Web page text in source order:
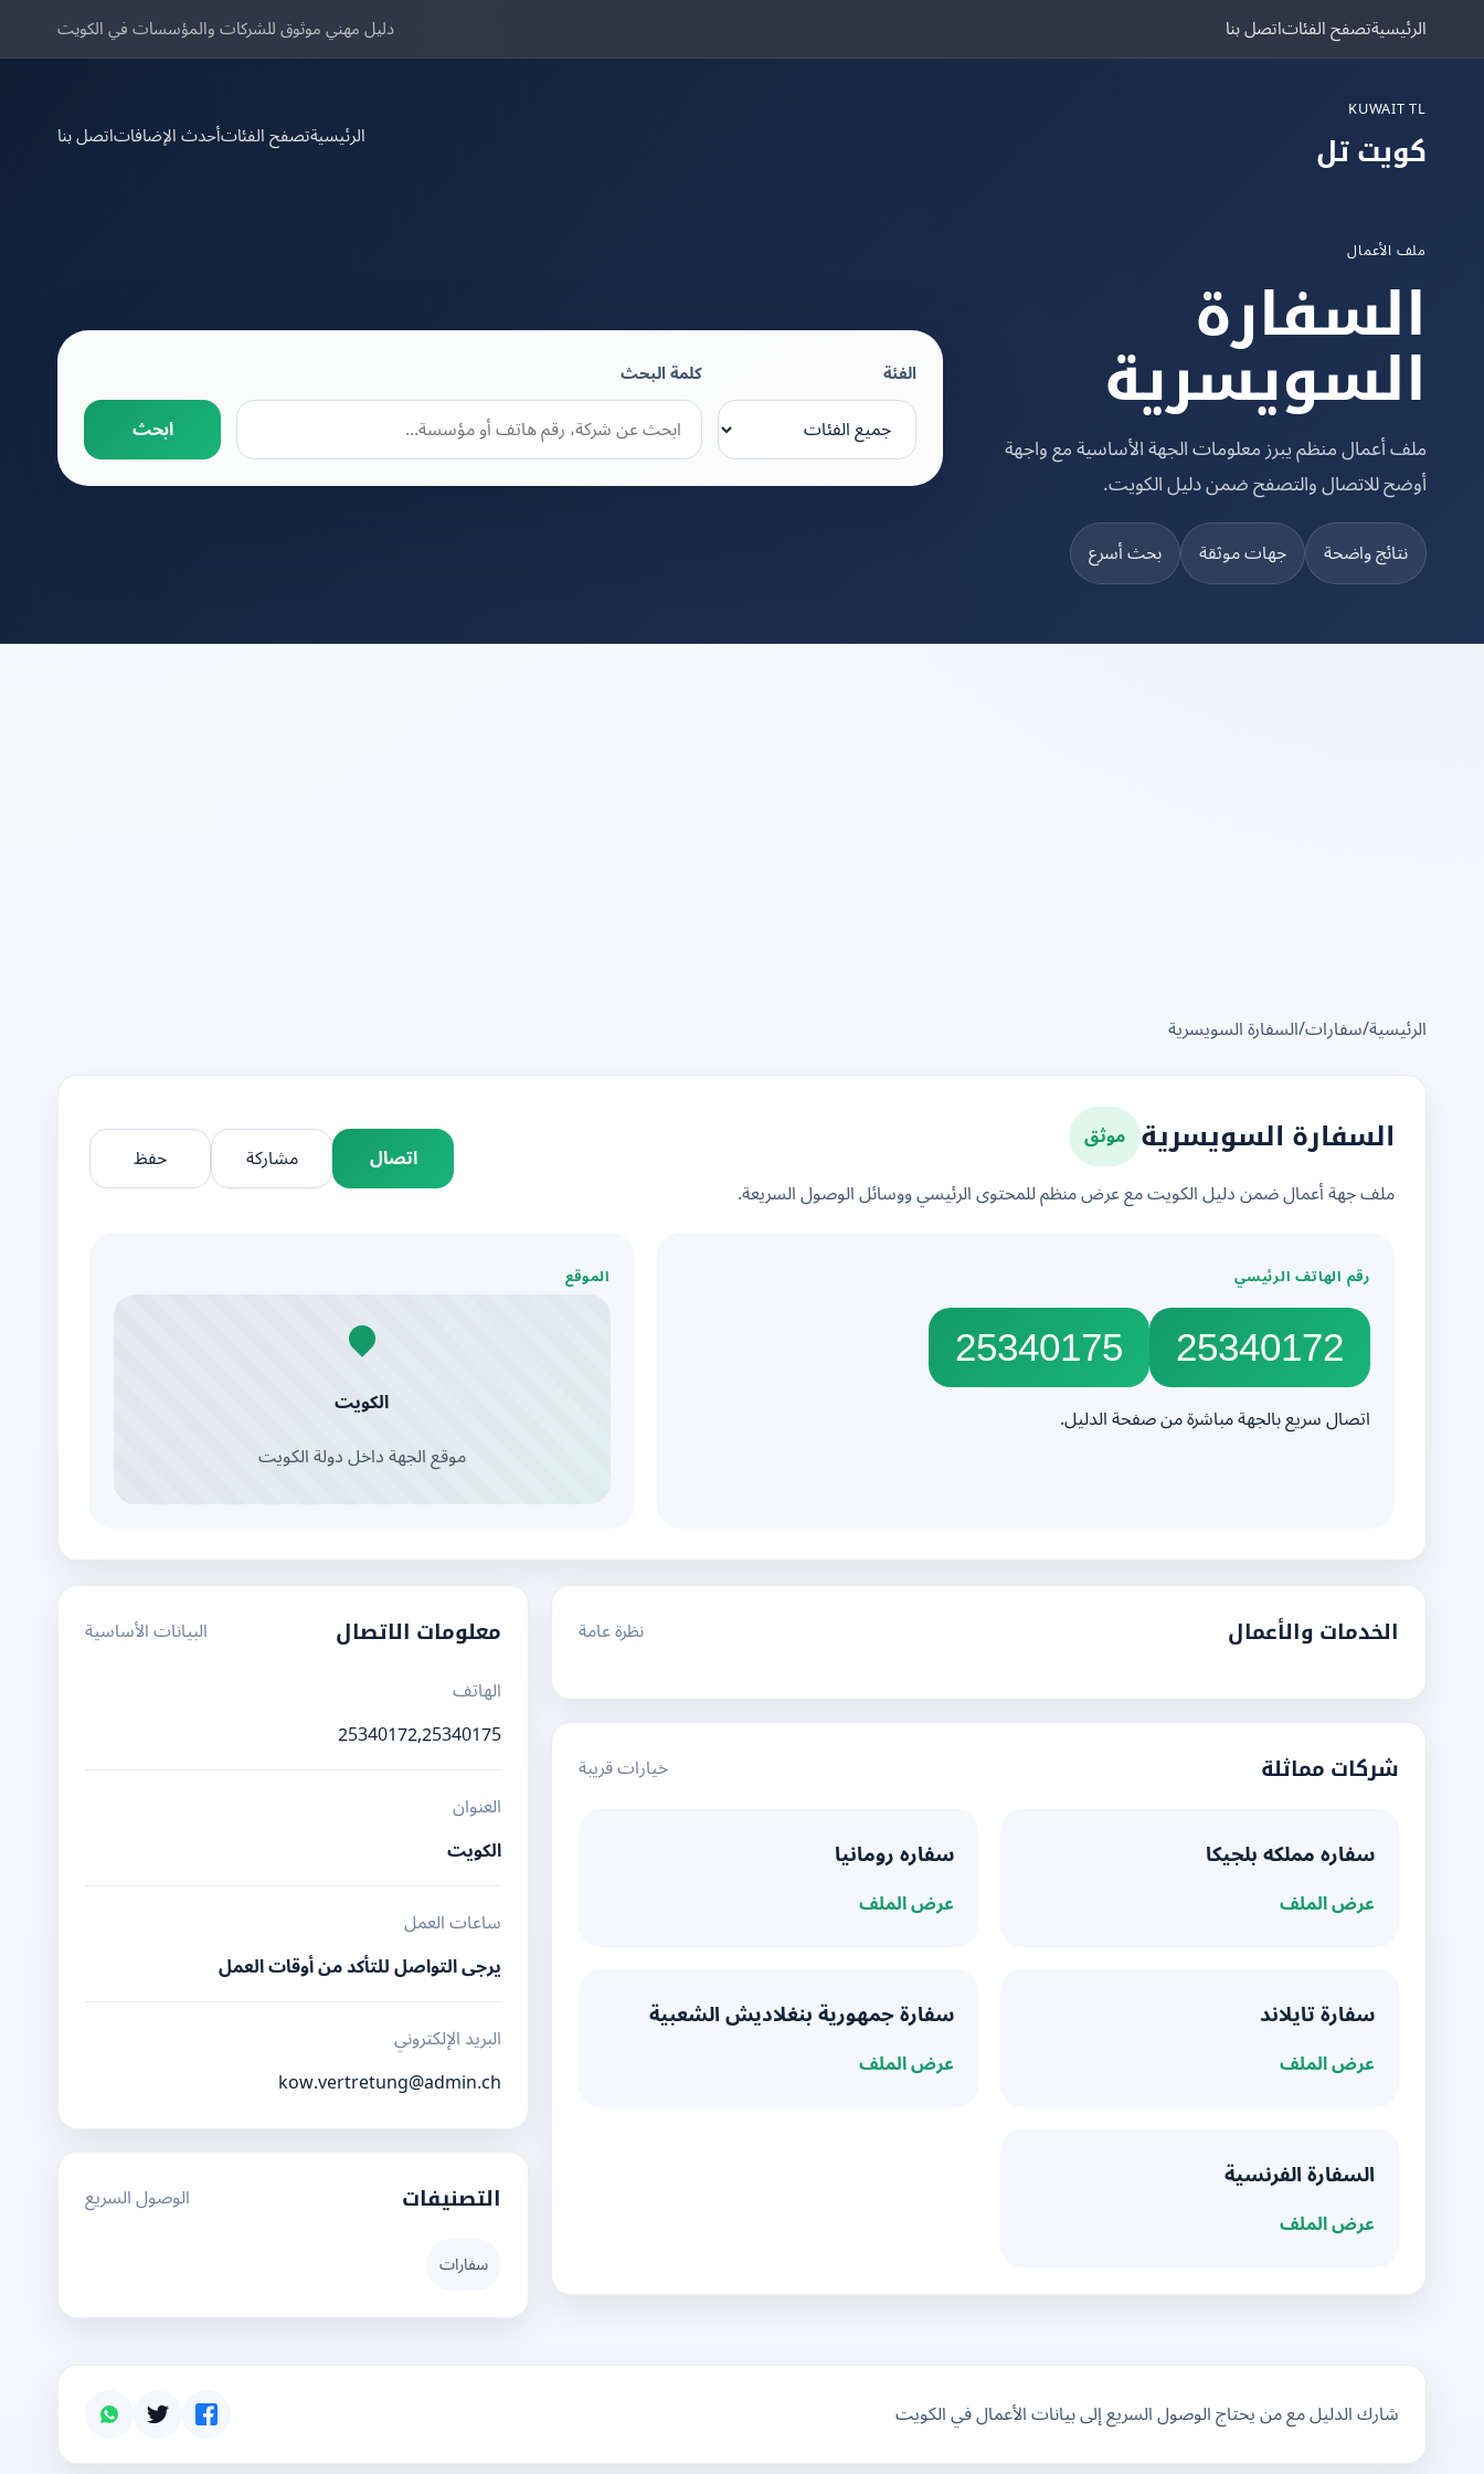
الرئيسيةتصفح الفئاتاتصل بنا دليل مهني موثوق للشركات والمؤسسات في الكويت
KUWAIT TL
كويت تل
الرئيسيةتصفح الفئاتأحدث الإضافاتاتصل بنا
ملف الأعمال
السفارة
السويسرية
ملف أعمال منظم يبرز معلومات الجهة الأساسية مع واجهة
أوضح للاتصال والتصفح ضمن دليل الكويت.
نتائج واضحة جهات موثقة بحث أسرع
الفئة كلمة البحث
ابحث
الرئيسية/سفارات/السفارة السويسرية
السفارة السويسرية موثق
ملف جهة أعمال ضمن دليل الكويت مع عرض منظم للمحتوى الرئيسي ووسائل الوصول السريعة.
اتصال مشاركة حفظ
رقم الهاتف الرئيسي
25340172
25340175
اتصال سريع بالجهة مباشرة من صفحة الدليل.
الموقع
الكويت
موقع الجهة داخل دولة الكويت
الخدمات والأعمال نظرة عامة
شركات مماثلة خيارات قريبة
سفاره مملكه بلجيكا
عرض الملف
سفاره رومانيا
عرض الملف
سفارة تايلاند
عرض الملف
سفارة جمهورية بنغلاديش الشعبية
عرض الملف
السفارة الفرنسية
عرض الملف
معلومات الاتصال
البيانات الأساسية
الهاتف
25340172,25340175
العنوان
الكويت
ساعات العمل
يرجى التواصل للتأكد من أوقات العمل
البريد الإلكتروني
kow.vertretung@admin.ch
التصنيفات الوصول السريع
سفارات
شارك الدليل مع من يحتاج الوصول السريع إلى بيانات الأعمال في الكويت